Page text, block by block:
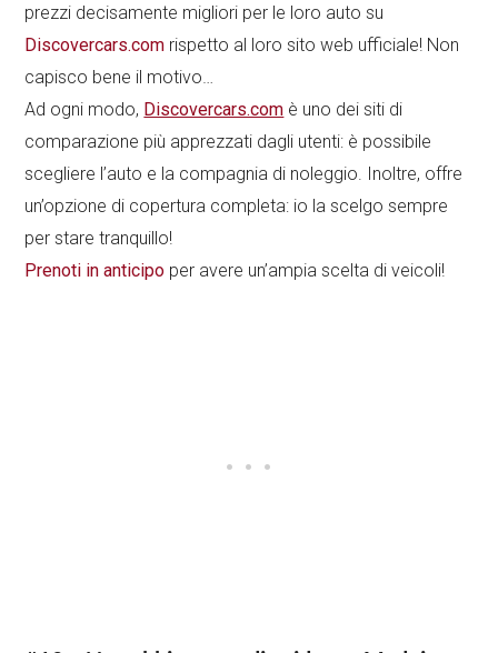
prezzi decisamente migliori per le loro auto su
Discovercars.com rispetto al loro sito web ufficiale! Non
capisco bene il motivo…
Ad ogni modo, Discovercars.com è uno dei siti di
comparazione più apprezzati dagli utenti: è possibile
scegliere l’auto e la compagnia di noleggio. Inoltre, offre
un’opzione di copertura completa: io la scelgo sempre
per stare tranquillo!
Prenoti in anticipo per avere un’ampia scelta di veicoli!